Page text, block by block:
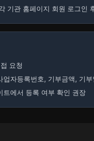
기관 홈페이지 회원 로그인
요청
자등록번호, 기부금액, 기
트에서 등록 여부 확인 권장